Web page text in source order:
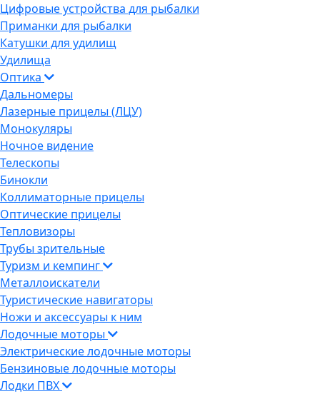
Цифровые устройства для рыбалки
Приманки для рыбалки
Катушки для удилищ
Удилища
Оптика
Дальномеры
Лазерные прицелы (ЛЦУ)
Монокуляры
Ночное видение
Телескопы
Бинокли
Коллиматорные прицелы
Оптические прицелы
Тепловизоры
Трубы зрительные
Туризм и кемпинг
Металлоискатели
Туристические навигаторы
Ножи и аксессуары к ним
Лодочные моторы
Электрические лодочные моторы
Бензиновые лодочные моторы
Лодки ПВХ